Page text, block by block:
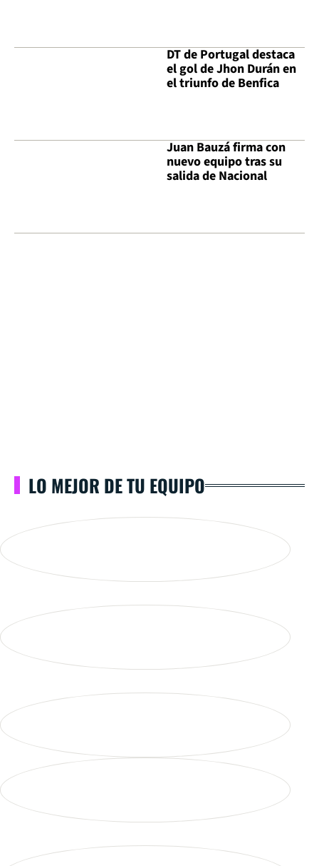
DT de Portugal destaca
el gol de Jhon Durán en
el triunfo de Benfica
Juan Bauzá firma con
nuevo equipo tras su
salida de Nacional
LO MEJOR DE TU EQUIPO